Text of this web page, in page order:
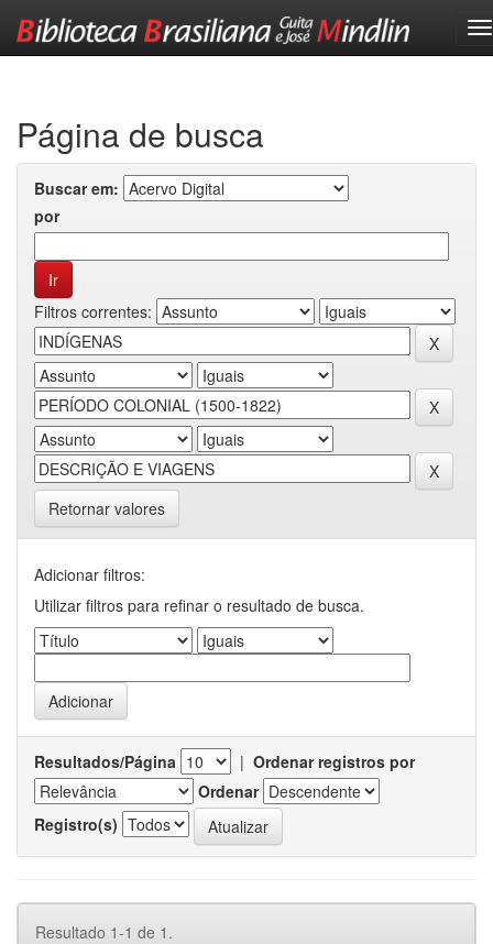
Página de busca
Buscar em:
por
Filtros correntes:
Retornar valores
Adicionar filtros:
Utilizar filtros para refinar o resultado de busca.
Resultados/Página | Ordenar registros por
Ordenar
Registro(s)
Resultado 1-1 de 1.